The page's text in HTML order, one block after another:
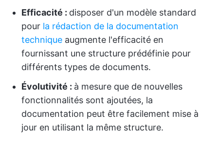
Efficacité : disposer d'un modèle standard
pour la rédaction de la documentation
technique augmente l'efficacité en
fournissant une structure prédéfinie pour
différents types de documents.
Évolutivité : à mesure que de nouvelles
fonctionnalités sont ajoutées, la
documentation peut être facilement mise à
jour en utilisant la même structure.